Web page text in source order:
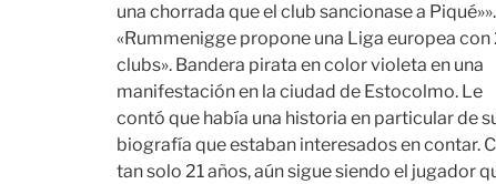
una chorrada que el club sancionase a Piqué»».
«Rummenigge propone una Liga europea con
clubs». Bandera pirata en color violeta en una
manifestación en la ciudad de Estocolmo. Le
contó que había una historia en particular de
biografía que estaban interesados en contar.
tan solo 21 años, aún sigue siendo el jugador